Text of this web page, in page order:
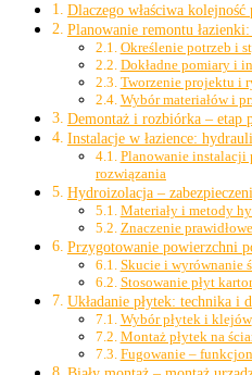
Dlaczego właściwa
Planowanie remontu
Określenie potrzeb i
Dokładne pomiary i
Tworzenie projektu i
Wybór materiałów i
Demontaż i rozbiórka – etap
Instalacje w łazience:
Planowanie instalacji
rozwiązania
Hydroizolacja –
Materiały i metody
Znaczenie
Przygotowanie powierzchni
Skucie i wyrównanie
Stosowanie płyt
Układanie płytek: technika i
Wybór płytek i klejów
Montaż płytek na
Fugowanie –